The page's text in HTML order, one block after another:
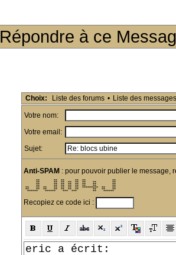
Répondre à ce
Choix: Liste des forums • Liste des messages
Votre nom:
Votre email:
Sujet:
Anti-SPAM : pour pouvoir publier le message,
       **        **  **      **  **               **
       **        **  **  **  **  **    **         **
       **        **  **  **  **  **    **         **
       **        **  **  **  **  **    **         **
**    **  **    **  **  **  **  *********  **    **
**    **  **    **  **  **  **        **   **    **
  ******    ******    ***  ***         **    ******
Recopiez ce code ici :